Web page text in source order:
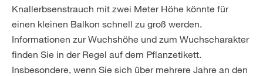
Knallerbsenstrauch mit zwei Meter Höhe könnte für
einen kleinen Balkon schnell zu groß werden.
Informationen zur Wuchshöhe und zum Wuchscharakter
finden Sie in der Regel auf dem Pflanzetikett.
Insbesondere, wenn Sie sich über mehrere Jahre an den